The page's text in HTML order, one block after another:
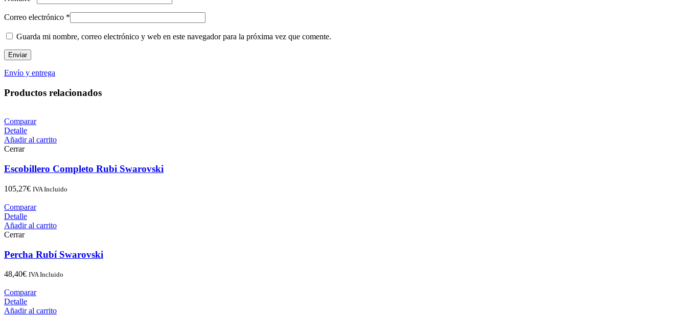
Correo electrónico *
Guarda mi nombre, correo electrónico y web en este navegador para la próxima vez que comente.
Envío y entrega
Productos relacionados
Comparar
Detalle
Añadir al carrito
Cerrar
Escobillero Completo Rubi Swarovski
105,27€ IVA Incluido
Comparar
Detalle
Añadir al carrito
Cerrar
Percha Rubí Swarovski
48,40€ IVA Incluido
Comparar
Detalle
Añadir al carrito